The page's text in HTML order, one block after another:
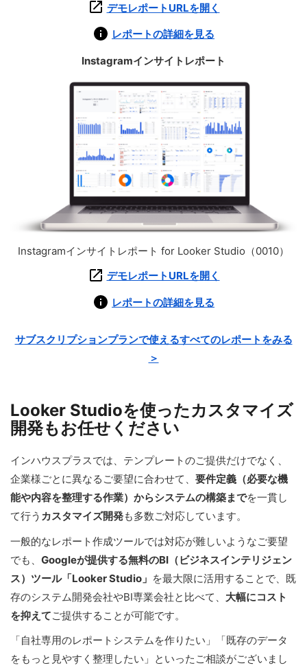
デモレポートURLを開く
レポートの詳細を見る
Instagramインサイトレポート
Instagramインサイトレポート for Looker Studio（0010）
デモレポートURLを開く
レポートの詳細を見る
サブスクリプションプランで使えるすべてのレポートをみる
＞
Looker Studioを使ったカスタマイズ
開発もお任せください
インハウスプラスでは、テンプレートのご提供だけでなく、
企業様ごとに異なるご要望に合わせて、 要件定義（必要な機
能や内容を整理する作業）からシステムの構築までを一貫し
て行う カスタマイズ開発も多数ご対応しています。
一般的なレポート作成ツールでは対応が難しいようなご要望
でも、 Googleが提供する無料のBI（ビジネスインテリジェン
ス）ツール「Looker Studio」 を最大限に活用することで、既
存のシステム開発会社やBI専業会社と比べて、 大幅にコスト
を抑えてご提供することが可能です。
「自社専用のレポートシステムを作りたい」「既存のデータ
をもっと見やすく整理したい」といったご相談がございまし